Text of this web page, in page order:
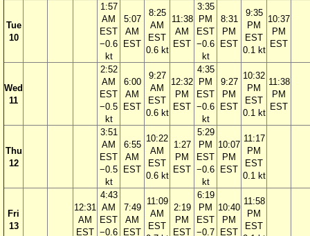
Tue
10
1:57
AM
EST
−0.6
kt
5:07
AM
EST
8:25
AM
EST
0.6 kt
11:38
AM
EST
3:35
PM
EST
−0.6
kt
8:31
PM
EST
9:35
PM
EST
0.1 kt
10:37
PM
EST
Wed
11
2:52
AM
EST
−0.5
kt
6:00
AM
EST
9:27
AM
EST
0.6 kt
12:32
PM
EST
4:35
PM
EST
−0.6
kt
9:27
PM
EST
10:32
PM
EST
0.1 kt
11:38
PM
EST
Thu
12
3:51
AM
EST
−0.5
kt
6:55
AM
EST
10:22
AM
EST
0.6 kt
1:27
PM
EST
5:29
PM
EST
−0.6
kt
10:07
PM
EST
11:17
PM
EST
0.1 kt
Fri
13
12:31
AM
EST
4:43
AM
EST
−0.6
7:49
AM
EST
11:09
AM
EST
2:19
PM
EST
6:19
PM
EST
−0.7
10:40
PM
EST
11:58
PM
EST